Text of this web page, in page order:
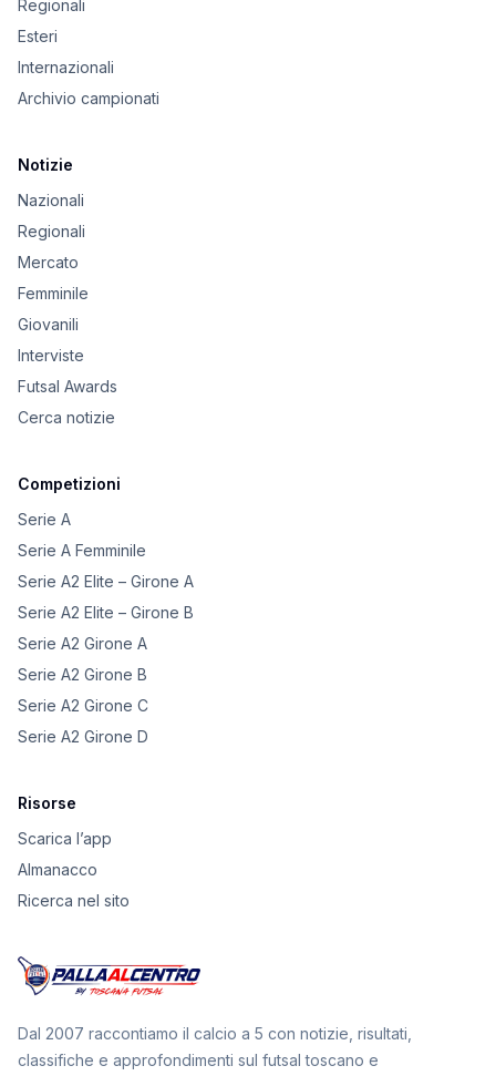
Regionali
Esteri
Internazionali
Archivio campionati
Notizie
Nazionali
Regionali
Mercato
Femminile
Giovanili
Interviste
Futsal Awards
Cerca notizie
Competizioni
Serie A
Serie A Femminile
Serie A2 Elite – Girone A
Serie A2 Elite – Girone B
Serie A2 Girone A
Serie A2 Girone B
Serie A2 Girone C
Serie A2 Girone D
Risorse
Scarica l’app
Almanacco
Ricerca nel sito
Dal 2007 raccontiamo il calcio a 5 con notizie, risultati,
classifiche e approfondimenti sul futsal toscano e